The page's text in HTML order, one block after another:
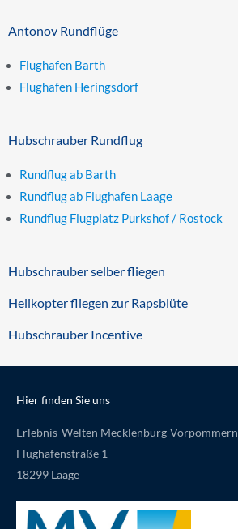
Antonov Rundflüge
Flughafen Barth
Flughafen Heringsdorf
Hubschrauber Rundflug
Rundflug ab Barth
Rundflug ab Flughafen Laage
Rundflug Flugplatz Purkshof / Rostock
Hubschrauber selber fliegen
Helikopter fliegen zur Rapsblüte
Hubschrauber Incentive
Hier finden Sie uns
Erlebnis-Welten Mecklenburg-Vorpommern
Flughafenstraße 1
18299 Laage